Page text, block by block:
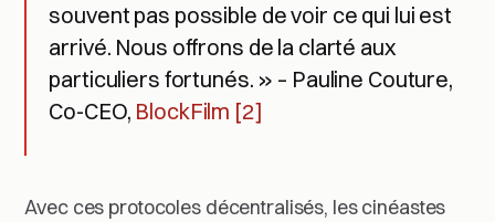
souvent pas possible de voir ce qui lui est
arrivé. Nous offrons de la clarté aux
particuliers fortunés. » – Pauline Couture,
Co-CEO, BlockFilm [2]
Avec ces protocoles décentralisés, les cinéastes